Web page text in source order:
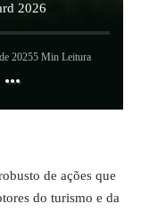
2026
20255 Min Leitura
de ações que
do turismo e da